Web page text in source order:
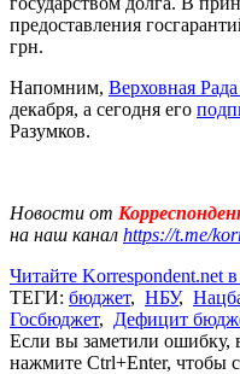
предоставления
грн.
Напомним, Верховная
декабря, а сегодня его
Разумков.
Новости от
на наш канал https://t.me/
Читайте Korrespondent.net
ТЕГИ: бюджет, НБУ,
Госбюджет, Дефицит
Если вы заметили ошибку,
нажмите Ctrl+Enter, чтобы